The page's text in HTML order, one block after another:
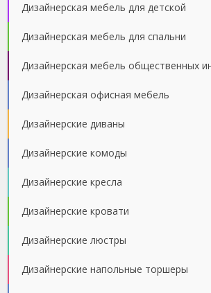
Дизайнерская мебель для детской
Дизайнерская мебель для спальни
Дизайнерская мебель общественных
Дизайнерская офисная мебель
Дизайнерские диваны
Дизайнерские комоды
Дизайнерские кресла
Дизайнерские кровати
Дизайнерские люстры
Дизайнерские напольные торшеры